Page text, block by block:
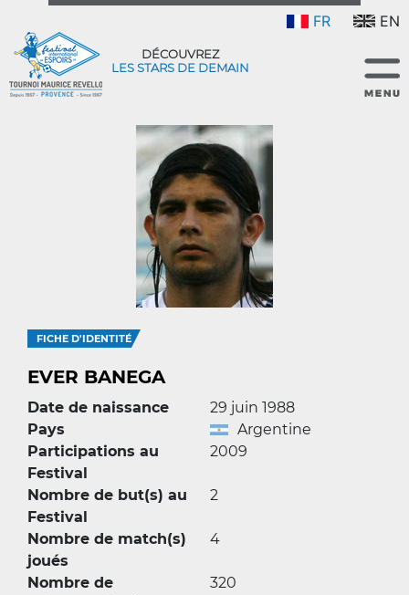
FR EN
DÉCOUVREZ
LES STARS DE DEMAIN
FICHE D'IDENTITÉ
EVER BANEGA
Date de naissance
29 juin 1988
Pays
Argentine
Participations au
Festival
2009
Nombre de but(s) au
Festival
2
Nombre de match(s)
joués
4
Nombre de
320